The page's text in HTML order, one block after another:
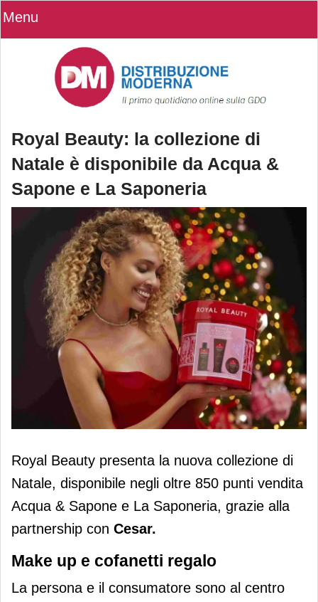
Menu
Royal Beauty: la collezione di
Natale è disponibile da Acqua &
Sapone e La Saponeria
Royal Beauty: la collezione di Natale
è disponibile da Acqua & Sapone e La
Saponeria
Royal Beauty presenta la nuova collezione di
Natale, disponibile negli oltre 850 punti vendita
Acqua & Sapone e La Saponeria, grazie alla
partnership con Cesar.
Make up e cofanetti regalo
La persona e il consumatore sono al centro